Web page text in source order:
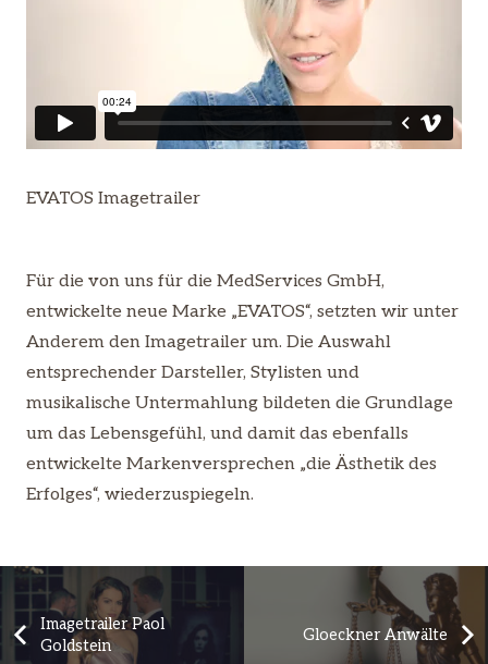
EVATOS Imagetrailer
Für die von uns für die MedServices GmbH,
entwickelte neue Marke „EVATOS“, setzten wir unter
Anderem den Imagetrailer um. Die Auswahl
entsprechender Darsteller, Stylisten und
musikalische Untermahlung bildeten die Grundlage
um das Lebensgefühl, und damit das ebenfalls
entwickelte Markenversprechen „die Ästhetik des
Erfolges“, wiederzuspiegeln.
Imagetrailer Paol
Goldstein
Gloeckner Anwälte